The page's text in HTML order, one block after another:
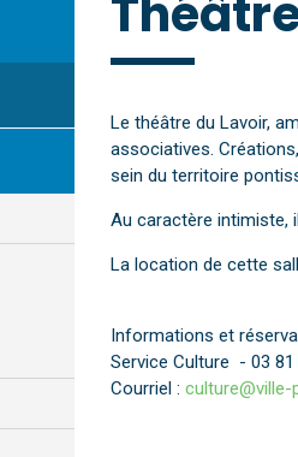
Le théâtre du Lavoir,
associatives.
sein du territoire
Au caractère intimiste,
La location de cette
Informations
Service Culture - 03 81
Courriel : culture@ville-